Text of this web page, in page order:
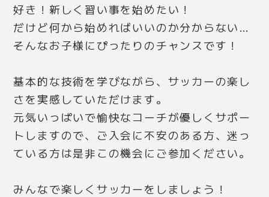
好き！新しく習い事を始めたい！
だけど何から始めればいいのか分からない…
そんなお子様にぴったりのチャンスです！
基本的な技術を学びながら、サッカーの楽し
さを実感していただけます。
元気いっぱいで愉快なコーチが優しくサポー
トしますので、 ご入会に不安のある方、迷っ
ている方は是非この機会に ご参加ください。
みんなで楽しくサッカーをしましょう！